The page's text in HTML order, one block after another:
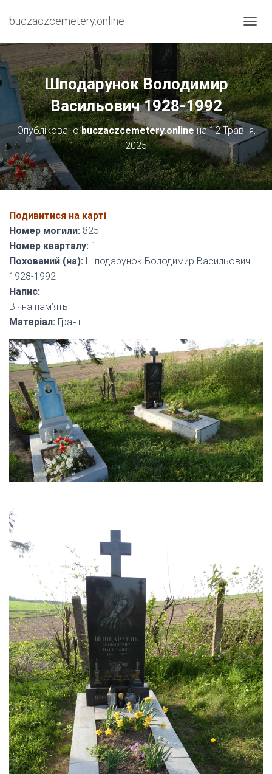
buczaczcemetery.online
Е
Р
Е
М
К
Н
У
Т
И
А
В
І
Г
Шподарунок Володимир
Васильович 1928-1992
Опублікованоbuczaczcemetery.onlineна12 Травня,
2025
Подивитися на карті
Номер могили: 825
Номер кварталу: 1
Похований (на): Шподарунок Володимир Васильович
1928-1992
Напис:
Вічна пам’ять
Матеріал: Грант